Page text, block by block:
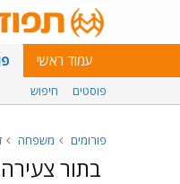
עמוד ראשי
פוסטים חיפוש
פורומים משפחה
בתור